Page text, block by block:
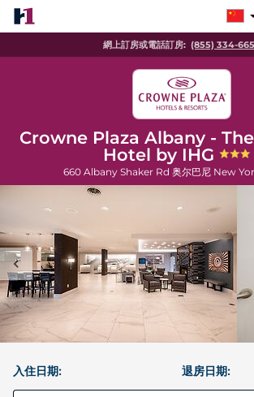
網上訂房或電話訂房: (855) 334-
Crowne Plaza Albany -
Hotel by IHG
660 Albany Shaker Rd 奥尔巴尼 New
入住日期: 退房日期: